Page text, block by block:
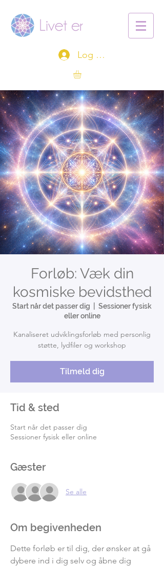
Log ind
Forløb: Væk din
kosmiske bevidsthed
Start når det passer dig
Sessioner fysisk
eller online
Kanaliseret udviklingsforløb med personlig
støtte, lydfiler og workshop
Tilmeld dig
Tid & sted
Start når det passer dig
Sessioner fysisk eller online
Gæster
Se alle
Om begivenheden
Dette forløb er til dig, der ønsker at gå
dybere ind i dig selv og åbne dig